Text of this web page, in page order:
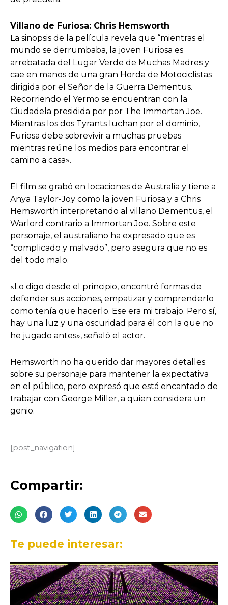
Villano de Furiosa: Chris Hemsworth
La sinopsis de la película revela que “mientras el
mundo se derrumbaba, la joven Furiosa es
arrebatada del Lugar Verde de Muchas Madres y
cae en manos de una gran Horda de Motociclistas
dirigida por el Señor de la Guerra Dementus.
Recorriendo el Yermo se encuentran con la
Ciudadela presidida por por The Immortan Joe.
Mientras los dos Tyrants luchan por el dominio,
Furiosa debe sobrevivir a muchas pruebas
mientras reúne los medios para encontrar el
camino a casa».
El film se grabó en locaciones de Australia y tiene a
Anya Taylor-Joy como la joven Furiosa y a Chris
Hemsworth interpretando al villano Dementus, el
Warlord contrario a Immortan Joe. Sobre este
personaje, el australiano ha expresado que es
“complicado y malvado”, pero asegura que no es
del todo malo.
«Lo digo desde el principio, encontré formas de
defender sus acciones, empatizar y comprenderlo
como tenía que hacerlo. Ese era mi trabajo. Pero sí,
hay una luz y una oscuridad para él con la que no
he jugado antes», señaló el actor.
Hemsworth no ha querido dar mayores detalles
sobre su personaje para mantener la expectativa
en el público, pero expresó que está encantado de
trabajar con George Miller, a quien considera un
genio.
[post_navigation]
Compartir:
Te puede interesar: